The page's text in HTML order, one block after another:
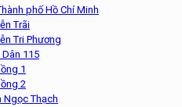
phố Hồ Chí Minh
Trãi
Tri Phương
115
1
2
Ngọc Thạch